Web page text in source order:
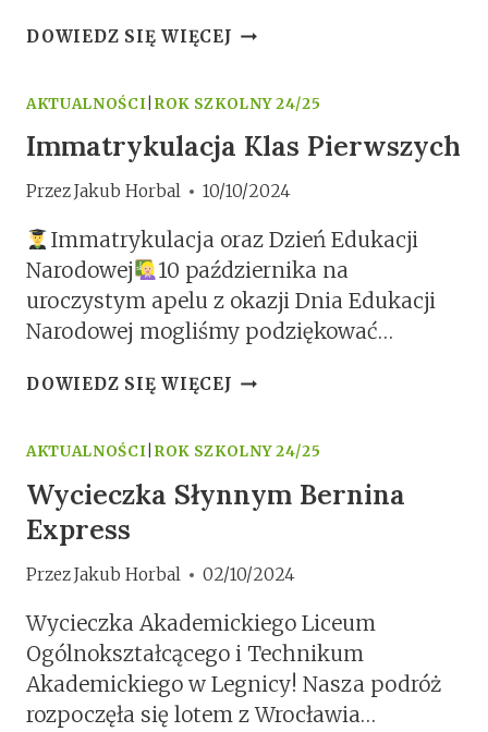
DOWIEDZ SIĘ WIĘCEJ DZIEŃ
AKTUALNOŚCI ROK SZKOLNY 24/25
Immatrykulacja Klas Pierwszych
PrzezJakub Horbal 10/10/2024
Immatrykulacja oraz Dzień Edukacji
Narodowej
10 października na
uroczystym apelu z okazji Dnia Edukacji
Narodowej mogliśmy podziękować…
DOWIEDZ SIĘ WIĘCEJ IMMATRYKULACJA
AKTUALNOŚCI ROK SZKOLNY 24/25
Wycieczka Słynnym Bernina
Express
PrzezJakub Horbal 02/10/2024
Wycieczka Akademickiego Liceum
Ogólnokształcącego i Technikum
Akademickiego w Legnicy! Nasza podróż
rozpoczęła się lotem z Wrocławia…